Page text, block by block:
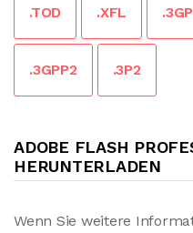
.TOD .XFL .3GP
.3GPP2 .3P2
ADOBE FLASH
HERUNTERLADEN
Wenn Sie weitere